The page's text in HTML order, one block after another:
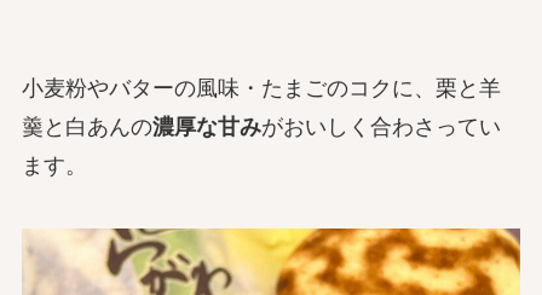
小麦粉やバターの風味・たまごのコクに、栗と羊
羹と白あんの濃厚な甘みがおいしく合わさってい
ます。